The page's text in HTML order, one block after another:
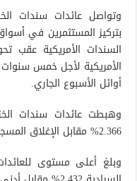
وتواصل عائدات سندات
بتركيز المستثمرين في
السندات الأمريكية عقب
أوائل الأسبوع الجاري.
وهبطت عائدات سندات
2.366% مقابل الإغلاق المسجل في الجلسة الماضية عند 2.401%.
وبلغ أعلى مستوى